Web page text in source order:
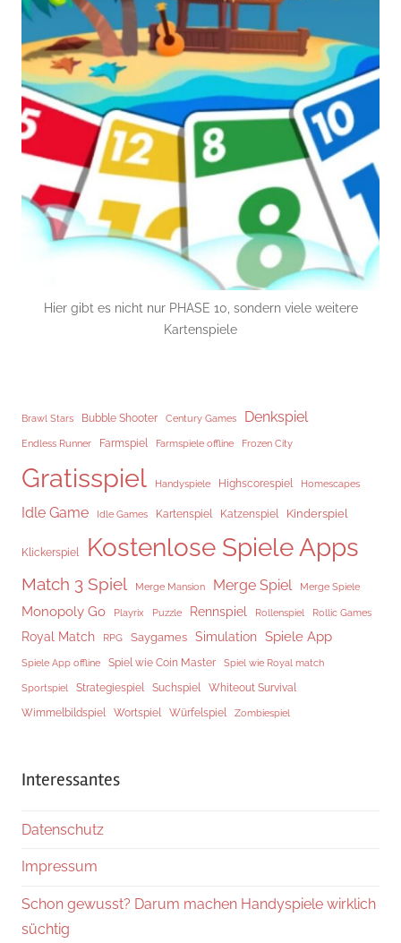
Hier gibt es nicht nur PHASE 10, sondern viele weitere
Kartenspiele
Brawl Stars Bubble Shooter Century Games Denkspiel
Endless Runner Farmspiel Farmspiele offline Frozen City
Gratisspiel Handyspiele Highscorespiel Homescapes
Idle Game Idle Games Kartenspiel Katzenspiel Kinderspiel
Klickerspiel Kostenlose Spiele Apps
Match 3 Spiel Merge Mansion Merge Spiel Merge Spiele
Monopoly Go Playrix Puzzle Rennspiel Rollenspiel Rollic Games
Royal Match RPG Saygames Simulation Spiele App
Spiele App offline Spiel wie Coin Master Spiel wie Royal match
Sportspiel Strategiespiel Suchspiel
Whiteout Survival
Wimmelbildspiel
Wortspiel Würfelspiel Zombiespiel
Interessantes
Datenschutz
Impressum
Schon gewusst? Darum machen Handyspiele wirklich
süchtig